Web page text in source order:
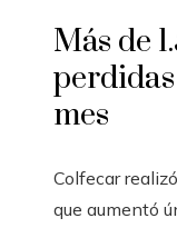
Más de
mes
Colfecar
que aumentó